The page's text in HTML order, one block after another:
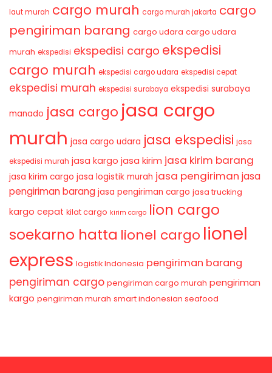
laut murah cargo murah cargo murah jakarta cargo
pengiriman barang cargo udara cargo udara
murah ekspedisi ekspedisi cargo ekspedisi
cargo murah ekspedisi cargo udara ekspedisi cepat
ekspedisi murah ekspedisi surabaya ekspedisi surabaya
manado jasa cargo jasa cargo
murah jasa cargo udara jasa ekspedisi jasa
ekspedisi murah jasa kargo jasa kirim jasa kirim barang
jasa kirim cargo jasa logistik murah jasa pengiriman jasa
pengiriman barang jasa pengiriman cargo jasa trucking
kargo cepat kilat cargo kirim cargo lion cargo
soekarno hatta lionel cargo lionel
express logistik Indonesia pengiriman barang
pengiriman cargo pengiriman cargo murah pengiriman
kargo pengiriman murah smart indonesian seafood